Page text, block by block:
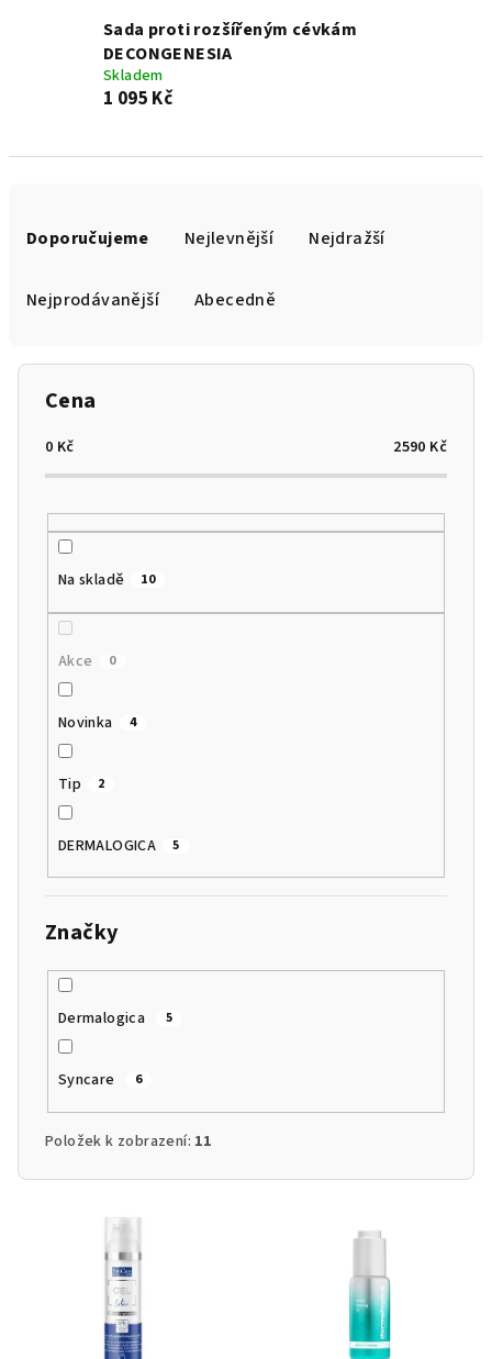
Sada proti rozšířeným cévkám
DECONGENESIA
Skladem
1 095 Kč
Doporučujeme Nejlevnější Nejdražší
Nejprodávanější Abecedně
Cena
0 Kč 2590 Kč
Na skladě 10
Akce 0
Novinka 4
Tip 2
DERMALOGICA 5
Značky
Dermalogica 5
Syncare 6
Položek k zobrazení: 11